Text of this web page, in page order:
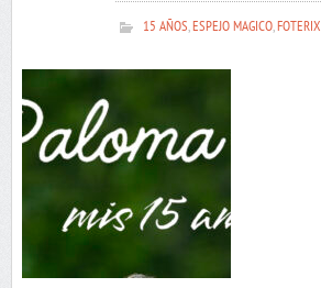
15 AÑOS,ESPEJO MAGICO,FOTERIX